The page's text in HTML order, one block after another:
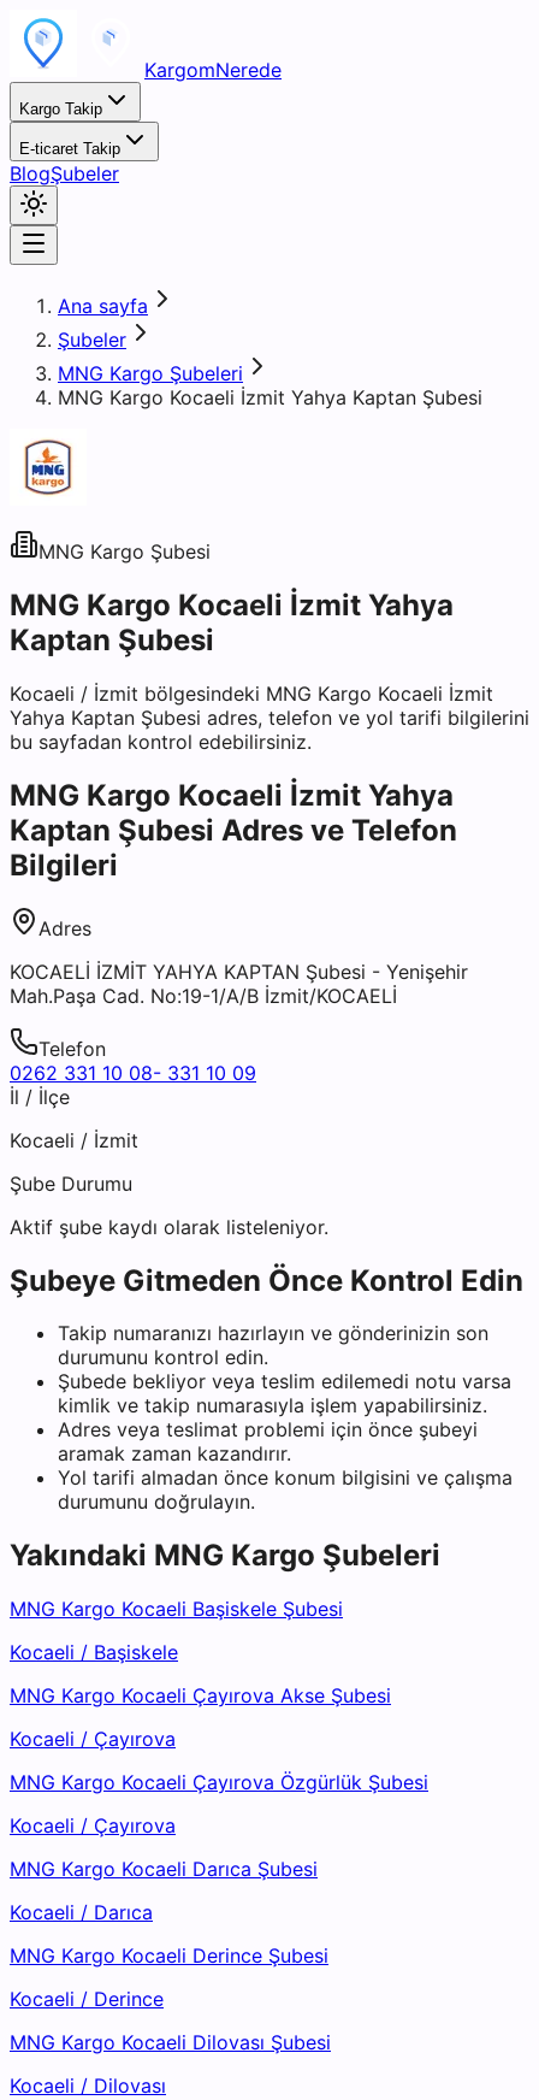
KargomNerede
Kargo Takip
E-ticaret Takip
BlogŞubeler
Ana sayfa
Şubeler
MNG Kargo Şubeleri
MNG Kargo Kocaeli İzmit Yahya Kaptan Şubesi
MNG Kargo Şubesi
MNG Kargo Kocaeli İzmit Yahya
Kaptan Şubesi
Kocaeli / İzmit bölgesindeki MNG Kargo Kocaeli İzmit
Yahya Kaptan Şubesi adres, telefon ve yol tarifi bilgilerini
bu sayfadan kontrol edebilirsiniz.
MNG Kargo Kocaeli İzmit Yahya
Kaptan Şubesi Adres ve Telefon
Bilgileri
Adres
KOCAELİ İZMİT YAHYA KAPTAN Şubesi - Yenişehir
Mah.Paşa Cad. No:19-1/A/B İzmit/KOCAELİ
Telefon
0262 331 10 08- 331 10 09
İl / İlçe
Kocaeli / İzmit
Şube Durumu
Aktif şube kaydı olarak listeleniyor.
Şubeye Gitmeden Önce Kontrol Edin
Takip numaranızı hazırlayın ve gönderinizin son
durumunu kontrol edin.
Şubede bekliyor veya teslim edilemedi notu varsa
kimlik ve takip numarasıyla işlem yapabilirsiniz.
Adres veya teslimat problemi için önce şubeyi
aramak zaman kazandırır.
Yol tarifi almadan önce konum bilgisini ve çalışma
durumunu doğrulayın.
Yakındaki MNG Kargo Şubeleri
MNG Kargo Kocaeli Başiskele Şubesi
Kocaeli / Başiskele
MNG Kargo Kocaeli Çayırova Akse Şubesi
Kocaeli / Çayırova
MNG Kargo Kocaeli Çayırova Özgürlük Şubesi
Kocaeli / Çayırova
MNG Kargo Kocaeli Darıca Şubesi
Kocaeli / Darıca
MNG Kargo Kocaeli Derince Şubesi
Kocaeli / Derince
MNG Kargo Kocaeli Dilovası Şubesi
Kocaeli / Dilovası